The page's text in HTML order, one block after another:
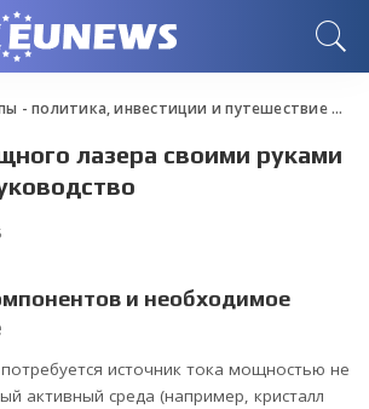
- политика, инвестиции и путешествие>
лазера своими руками
и необходимое
источник тока мощностью не
активный среда (например, кристалл